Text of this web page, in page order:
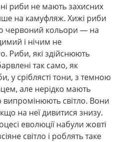
риби не мають захисних
на камуфляж. Хижі риби
червоний кольори — на
і нічим не
Риби, які здійснюють
так само, як
у сріблясті тони, з темною
але нерідко мають
світло. Вони
на неї дивитися знизу.
еволюції набули жовті
світло і роблять таке